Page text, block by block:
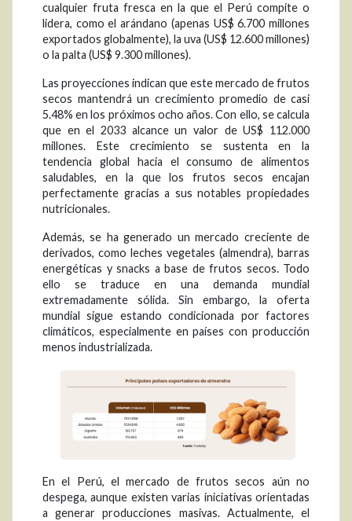
cualquier fruta fresca en la que el Perú compite o
lidera, como el arándano (apenas US$ 6.700 millones
exportados globalmente), la uva (US$ 12.600 millones)
o la palta (US$ 9.300 millones).
Las proyecciones indican que este mercado de frutos
secos mantendrá un crecimiento promedio de casi
5.48% en los próximos ocho años. Con ello, se calcula
que en el 2033 alcance un valor de US$ 112.000
millones. Este crecimiento se sustenta en la
tendencia global hacia el consumo de alimentos
saludables, en la que los frutos secos encajan
perfectamente gracias a sus notables propiedades
nutricionales.
Además, se ha generado un mercado creciente de
derivados, como leches vegetales (almendra), barras
energéticas y snacks a base de frutos secos. Todo
ello se traduce en una demanda mundial
extremadamente sólida. Sin embargo, la oferta
mundial sigue estando condicionada por factores
climáticos, especialmente en países con producción
menos industrializada.
En el Perú, el mercado de frutos secos aún no
despega, aunque existen varias iniciativas orientadas
a generar producciones masivas. Actualmente, el